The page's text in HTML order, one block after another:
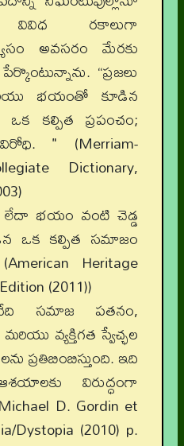
వివిధ రకాలుగా
అవసరం మేరకు
“ప్రజలు
భయంతో కూడిన
కల్పిత ప్రపంచం;
" (Merriam-
Dictionary,
భయం వంటి చెడ్డ
ఒక కల్పిత సమాజం
Heritage
(2011))
సమాజ పతనం,
వ్యక్తిగత స్వేచ్ఛల
ప్రతిబింబిస్తుంది. ఇది
విరుద్ధంగా
D. Gordin et
Dystopia (2010) p.